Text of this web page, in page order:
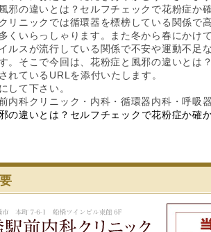
邪の違いとは？セルフチェックで花粉症か
リニックでは循環器を標榜している関係で
くいらっしゃります。また冬から春にかけ
ルスが流行している関係で不安や運動不足
。そこで今回は、花粉症と風邪の違いとは
れているURLを添付いたします。
して下さい。
内科クリニック・内科・循環器内科・呼吸
の違いとは？セルフチェックで花粉症か
船橋駅前内